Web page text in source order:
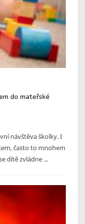
do mateřské
návštěva školky. I
často to mnohem
dítě zvládne ...